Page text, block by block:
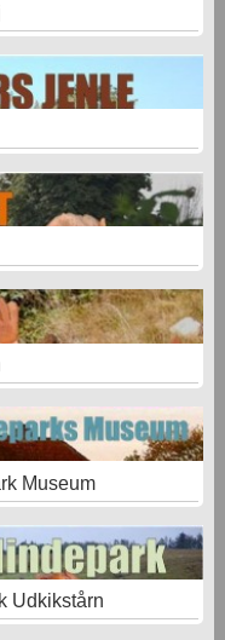
Museum
Udkikstårn